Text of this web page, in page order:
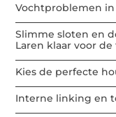
Vochtproblemen
Slimme sloten en
Laren klaar voor
Kies de perfecte
Interne linking en